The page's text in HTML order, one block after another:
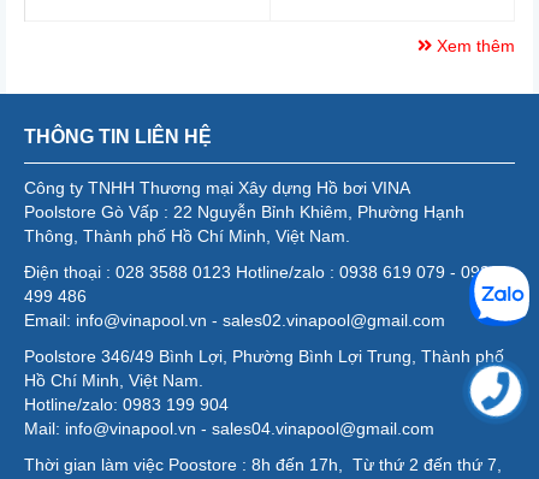
Xem thêm
THÔNG TIN LIÊN HỆ
Công ty TNHH Thương mại Xây dựng Hồ bơi VINA
Poolstore Gò Vấp : 22 Nguyễn Bỉnh Khiêm, Phường Hạnh
Thông, Thành phố Hồ Chí Minh, Việt Nam.
Điện thoại : 028 3588 0123 Hotline/zalo : 0938 619 079 - 0986
499 486
Email: info@vinapool.vn - sales02.vinapool@gmail.com
Poolstore 346/49 Bình Lợi, Phường Bình Lợi Trung, Thành phố
Hồ Chí Minh, Việt Nam.
Hotline/zalo: 0983 199 904
Mail: info@vinapool.vn - sales04.vinapool@gmail.com
Thời gian làm việc Poostore : 8h đến 17h, Từ thứ 2 đến thứ 7,